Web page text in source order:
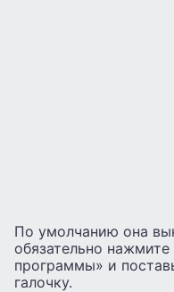
По умолчанию она
обязательно
программы» и
галочку.